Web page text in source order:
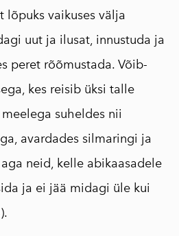
lõpuks vaikuses välja
uut ja ilusat, innustuda ja
peret rõõmustada. Võib-
kes reisib üksi talle
suheldes nii
avardades silmaringi ja
neid, kelle abikaasadele
ja ei jää midagi üle kui